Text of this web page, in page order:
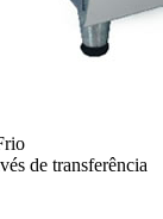
de transferência